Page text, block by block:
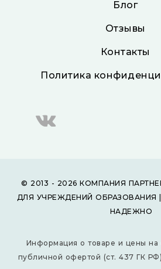
Блог
Отзывы
Контакты
Политика
© 2013 - 2026 КОМПАНИЯ
ДЛЯ УЧРЕЖДЕНИЙ ОБРАЗОВАНИЯ
НАДЕЖНО
Информация о товаре и цены на
публичной офертой (ст. 437 ГК